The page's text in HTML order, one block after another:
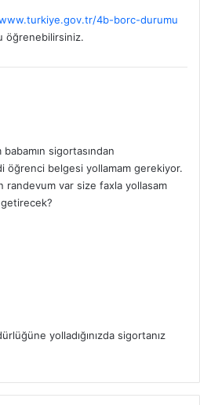
4b-borc-durumu
öğrenebilirsiniz.
sigortasından
öğrenci belgesi yollamam gerekiyor.
randevum var size faxla yollasam
yolladığınızda sigortanız